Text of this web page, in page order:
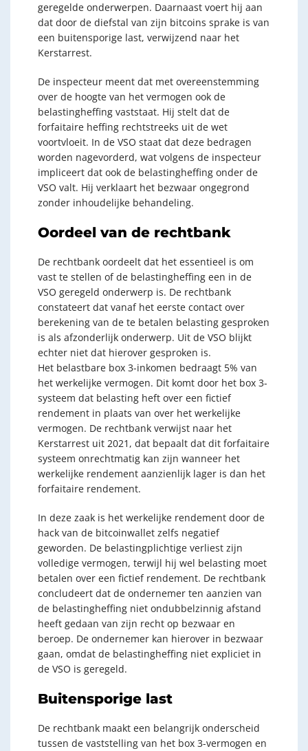
geregelde onderwerpen. Daarnaast voert hij aan
dat door de diefstal van zijn bitcoins sprake is van
een buitensporige last, verwijzend naar het
Kerstarrest.
De inspecteur meent dat met overeenstemming
over de hoogte van het vermogen ook de
belastingheffing vaststaat. Hij stelt dat de
forfaitaire heffing rechtstreeks uit de wet
voortvloeit. In de VSO staat dat deze bedragen
worden nagevorderd, wat volgens de inspecteur
impliceert dat ook de belastingheffing onder de
VSO valt. Hij verklaart het bezwaar ongegrond
zonder inhoudelijke behandeling.
Oordeel van de rechtbank
De rechtbank oordeelt dat het essentieel is om
vast te stellen of de belastingheffing een in de
VSO geregeld onderwerp is. De rechtbank
constateert dat vanaf het eerste contact over
berekening van de te betalen belasting gesproken
is als afzonderlijk onderwerp. Uit de VSO blijkt
echter niet dat hierover gesproken is.
Het belastbare box 3-inkomen bedraagt 5% van
het werkelijke vermogen. Dit komt door het box 3-
systeem dat belasting heft over een fictief
rendement in plaats van over het werkelijke
vermogen. De rechtbank verwijst naar het
Kerstarrest uit 2021, dat bepaalt dat dit forfaitaire
systeem onrechtmatig kan zijn wanneer het
werkelijke rendement aanzienlijk lager is dan het
forfaitaire rendement.
In deze zaak is het werkelijke rendement door de
hack van de bitcoinwallet zelfs negatief
geworden. De belastingplichtige verliest zijn
volledige vermogen, terwijl hij wel belasting moet
betalen over een fictief rendement. De rechtbank
concludeert dat de ondernemer ten aanzien van
de belastingheffing niet ondubbelzinnig afstand
heeft gedaan van zijn recht op bezwaar en
beroep. De ondernemer kan hierover in bezwaar
gaan, omdat de belastingheffing niet expliciet in
de VSO is geregeld.
Buitensporige last
De rechtbank maakt een belangrijk onderscheid
tussen de vaststelling van het box 3-vermogen en